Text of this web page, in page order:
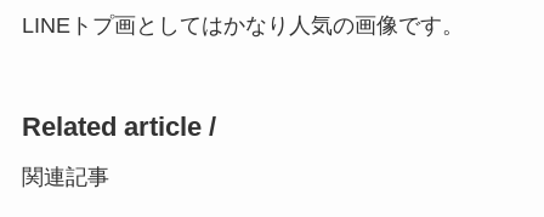
LINEトプ画としてはかなり人気の画像です。
Related article /
関連記事